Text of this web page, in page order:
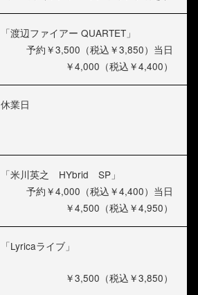
「渡辺ファイアー QUARTET」
予約￥3,500（税込￥3,850）当日
￥4,000（税込￥4,400）
休業日
「米川英之 HYbrid SP」
予約￥4,000（税込￥4,400）当日
￥4,500（税込￥4,950）
「Lyricaライブ」
￥3,500（税込￥3,850）